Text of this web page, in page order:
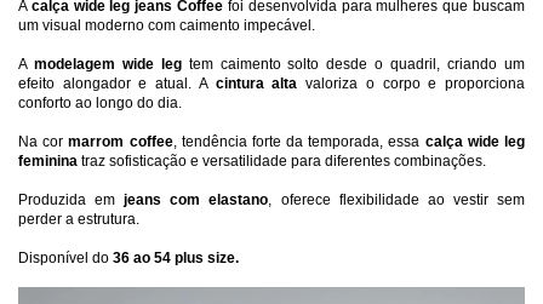
A calça wide leg jeans Coffee foi desenvolvida para mulheres que buscam
um visual moderno com caimento impecável.
A modelagem wide leg tem caimento solto desde o quadril, criando um
efeito alongador e atual. A cintura alta valoriza o corpo e proporciona
conforto ao longo do dia.
Na cor marrom coffee, tendência forte da temporada, essa calça wide leg
feminina traz sofisticação e versatilidade para diferentes combinações.
Produzida em jeans com elastano , oferece flexibilidade ao vestir sem
perder a estrutura.
Disponível do 36 ao 54 plus size.